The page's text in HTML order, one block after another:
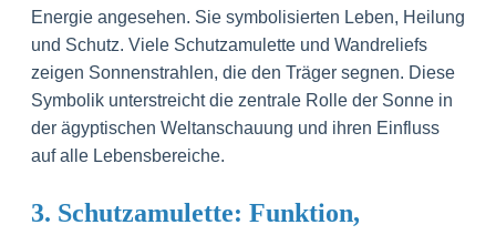
Energie angesehen. Sie symbolisierten Leben, Heilung
und Schutz. Viele Schutzamulette und Wandreliefs
zeigen Sonnenstrahlen, die den Träger segnen. Diese
Symbolik unterstreicht die zentrale Rolle der Sonne in
der ägyptischen Weltanschauung und ihren Einfluss
auf alle Lebensbereiche.
3. Schutzamulette: Funktion,